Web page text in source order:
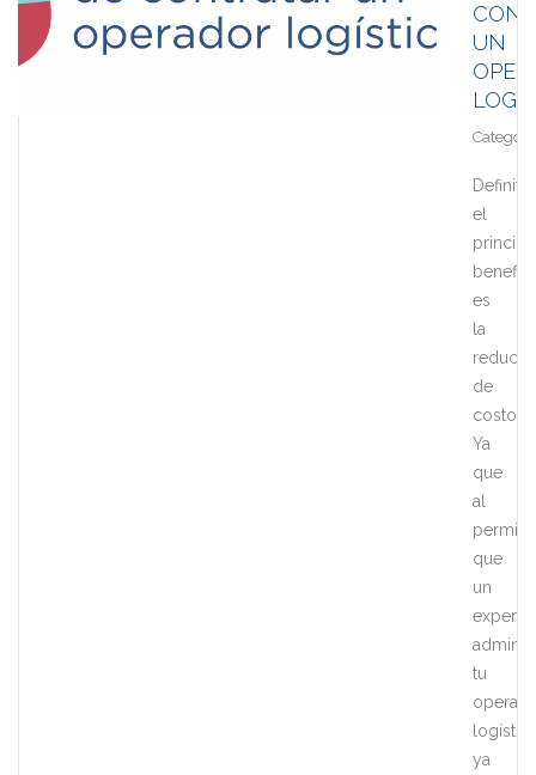
UN
el
es
la
de
costos.
Ya
que
al
permitir
que
un
experto
tu
logística
ya